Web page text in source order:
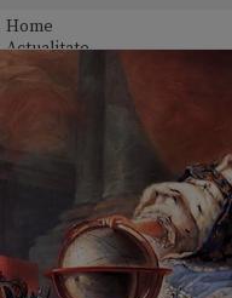
Home
Actualitate